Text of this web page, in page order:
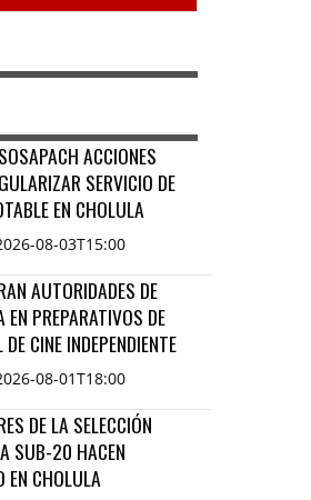
ACCIONES
SERVICIO DE
EN CHOLULA
08-03T15:00
AUTORIDADES DE
EN PREPARATIVOS DE
CINE INDEPENDIENTE
08-01T18:00
DE LA SELECCIÓN
SUB-20 HACEN
EN CHOLULA